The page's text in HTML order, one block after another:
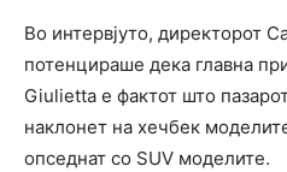
Во интервјуто, директорот
потенцираше дека главна
Giuliettа е фактот што
наклонет на хечбек
опседнат со SUV моделите.